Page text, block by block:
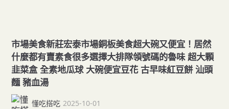
市場美食新莊宏泰市場銅板美食超大碗又便宜！居然
什麼都有賣素食很多選擇大排隊領號碼的魯味 超大顆
韭菜盒 全素地瓜球 大碗便宜豆花 古早味紅豆餅 汕頭
麵 豬血湯
懂吃搭吃 2025-10-01